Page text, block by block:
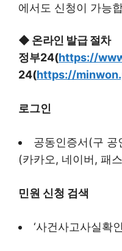
에서도 신청이 가능
◆ 온라인 발급 절차
정부24(https://
24(https://
로그인
공동인증서(구 공
(카카오, 네이버, 패
민원 신청 검색
‘사건사고사실확